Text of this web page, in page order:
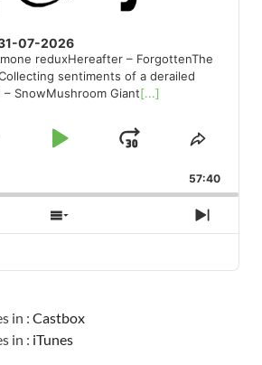
07-2026
reduxHereafter – ForgottenThe
sentiments of a derailed
SnowMushroom Giant[...]
PLAYJUMP
FORWARD
SHARE
57:40
SHOW
EPISODES
NEXT
in : Castbox
in : iTunes